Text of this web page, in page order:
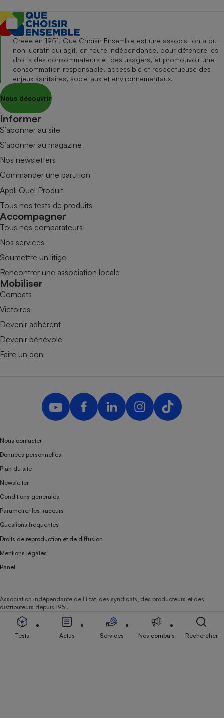
Créée en 1951, Que Choisir Ensemble est une association à but
non lucratif qui agit, en toute indépendance, pour défendre les
droits des consommateurs et des usagers, et promouvoir une
consommation responsable, accessible et respectueuse des
enjeux sanitaires, sociétaux et environnementaux.
Nous découvrir
Informer
S’abonner au site
S’abonner au magazine
Nos newsletters
Commander une parution
Appli Quel Produit
Tous nos tests de produits
Accompagner
Tous nos comparateurs
Nos services
Soumettre un litige
Rencontrer une association locale
Mobiliser
Combats
Victoires
Devenir adhérent
Devenir bénévole
Faire un don
Nous contacter
Données personnelles
Plan du site
Newsletter
Conditions générales
Paramétrer les traceurs
Questions fréquentes
Droits de reproduction et de diffusion
Mentions légales
Panel
Association indépendante de l’État, des syndicats, des producteurs et des
distributeurs depuis 1951.
Tests Actus Services Nos combats Rechercher